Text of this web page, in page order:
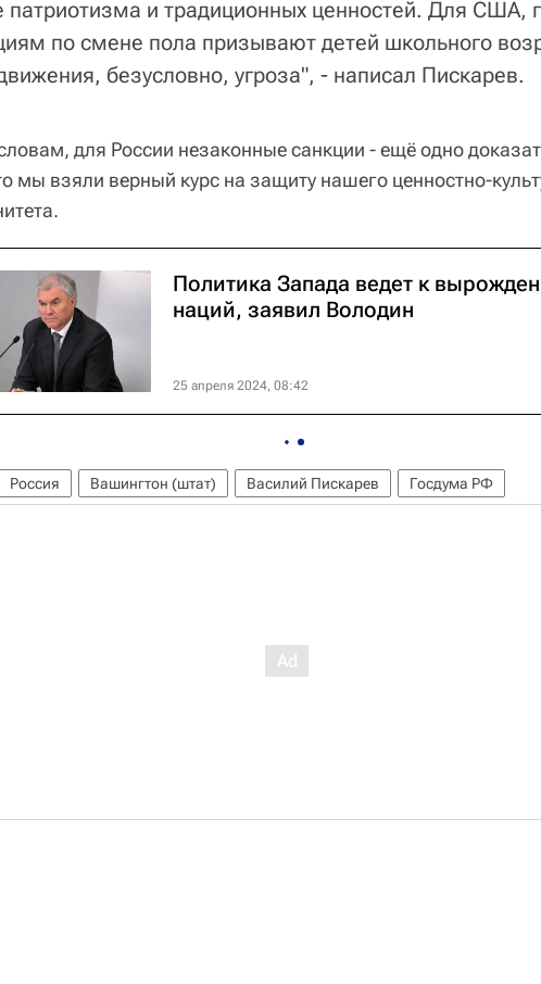
патриотизма и традиционных ценностей. Для США,
по смене пола призывают детей школьного
безусловно, угроза", - написал Пискарев.
для России незаконные санкции - ещё одно
мы взяли верный курс на защиту нашего ценностно-
Политика Запада ведет к
наций, заявил Володин
25 апреля 2024, 08:42
Россия Вашингтон (штат) Василий Пискарев Госдума РФ